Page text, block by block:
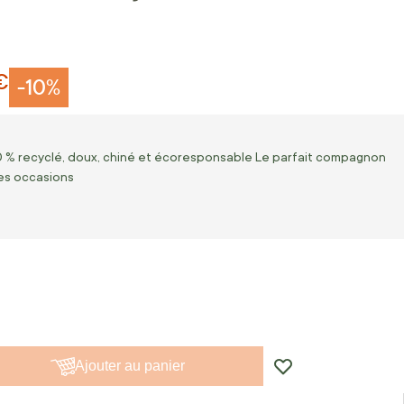
-10%
% recyclé, doux, chiné et écoresponsable Le parfait compagnon
occasions
Ajouter au panier